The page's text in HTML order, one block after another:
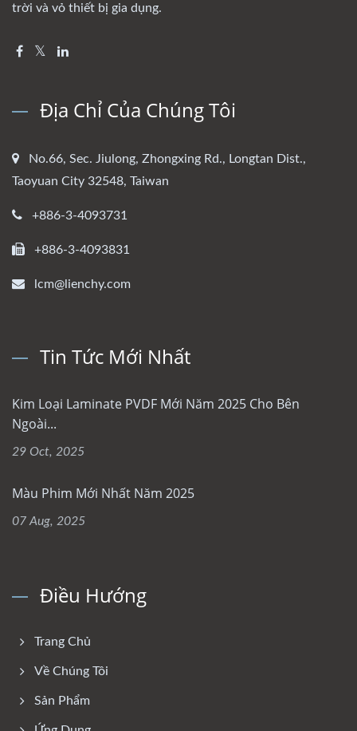
trời và vỏ thiết bị gia dụng.
Địa Chỉ Của Chúng Tôi
No.66, Sec. Jiulong, Zhongxing Rd., Longtan Dist.,
Taoyuan City 32548, Taiwan
+886-3-4093731
+886-3-4093831
lcm@lienchy.com
Tin Tức Mới Nhất
Kim Loại Laminate PVDF Mới Năm 2025 Cho Bên
Ngoài...
29 Oct, 2025
Màu Phim Mới Nhất Năm 2025
07 Aug, 2025
Điều Hướng
Trang Chủ
Về Chúng Tôi
Sản Phẩm